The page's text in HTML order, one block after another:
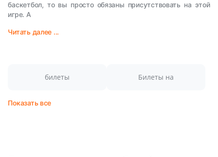
баскетбол, то вы просто обязаны присутствовать на этой
игре. А
Читать далее ...
билеты Билеты на
Показать все